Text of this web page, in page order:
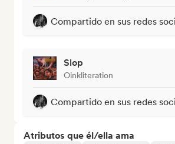
Compartido en sus redes
Slop
Oinkliteration
Compartido en sus redes
Atributos que él/ella ama